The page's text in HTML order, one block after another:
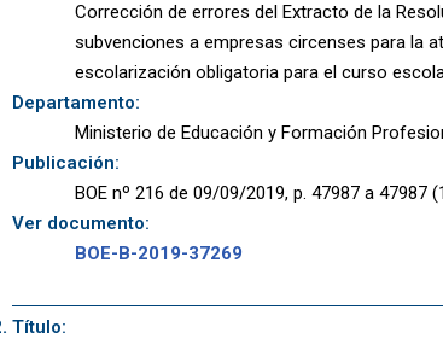
Corrección de errores del Extracto de la
subvenciones a empresas circenses para la
escolarización obligatoria para el curso
Departamento:
Ministerio de Educación y Formación
Publicación:
BOE nº 216 de 09/09/2019, p. 47987 a 47987
Ver documento:
BOE-B-2019-37269
Título: